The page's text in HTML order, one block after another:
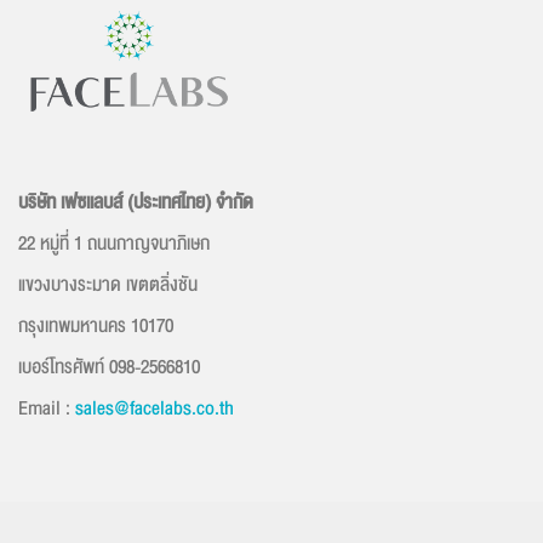
บริษัท เฟซเเลบส์ (ประเทศไทย) จำกัด
22 หมู่ที่ 1 ถนนกาญจนาภิเษก
แขวงบางระมาด เขตตลิ่งชัน
กรุงเทพมหานคร 10170
เบอร์โทรศัพท์ 098-2566810
Email :sales@facelabs.co.th